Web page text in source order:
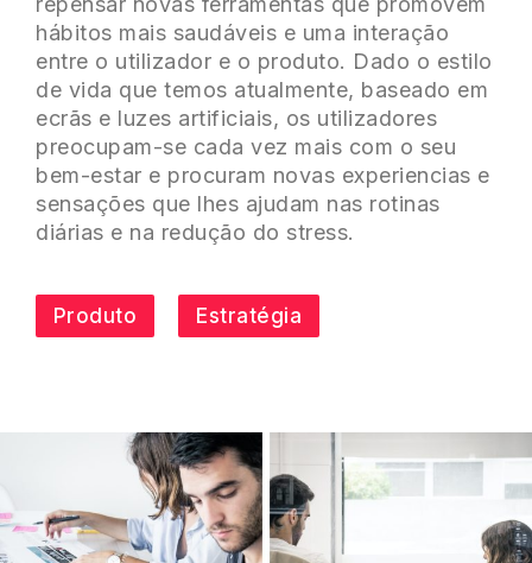
hábitos mais saudáveis e uma interação
entre o utilizador e o produto. Dado o estilo
de vida que temos atualmente, baseado em
ecrãs e luzes artificiais, os utilizadores
preocupam-se cada vez mais com o seu
bem-estar e procuram novas experiencias e
sensações que lhes ajudam nas rotinas
diárias e na redução do stress.
Produto Estratégia